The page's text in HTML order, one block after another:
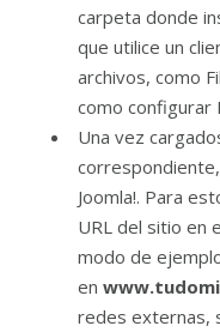
carpeta donde
que utilice un
archivos, como
como configurar
Una vez
Joomla!. Para
URL del sitio en
modo de
en
redes externas,